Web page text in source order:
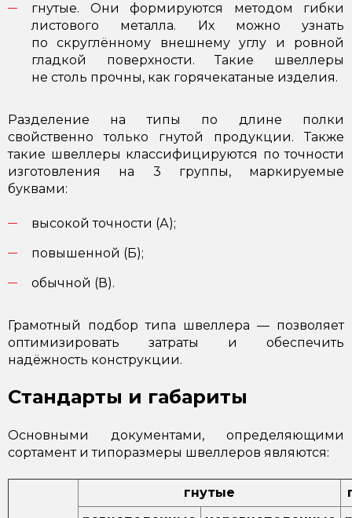
гнутые. Они формируются методом гибки
листового металла. Их можно узнать
по скруглённому внешнему углу и ровной
гладкой поверхности. Такие швеллеры
не столь прочны, как горячекатаные изделия.
Разделение на типы по длине полки
свойственно только гнутой продукции. Также
такие швеллеры классифицируются по точности
изготовления на 3 группы, маркируемые
буквами:
высокой точности (А);
повышенной (Б);
обычной (В).
Грамотный подбор типа швеллера — позволяет
оптимизировать затраты и обеспечить
надёжность конструкции.
Стандарты и габариты
Основными документами, определяющими
сортамент и типоразмеры швеллеров являются:
гнутые